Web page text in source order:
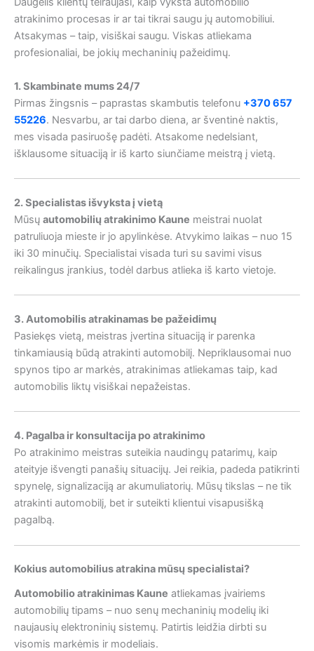
atrakinimo procesas ir ar tai tikrai saugu jų automobiliui.
Atsakymas – taip, visiškai saugu. Viskas atliekama
profesionaliai, be jokių mechaninių pažeidimų.
1. Skambinate mums 24/7
Pirmas žingsnis – paprastas skambutis telefonu +370 657
55226. Nesvarbu, ar tai darbo diena, ar šventinė naktis,
mes visada pasiruošę padėti. Atsakome nedelsiant,
išklausome situaciją ir iš karto siunčiame meistrą į vietą.
2. Specialistas išvyksta į vietą
Mūsų automobilių atrakinimo Kaune meistrai nuolat
patruliuoja mieste ir jo apylinkėse. Atvykimo laikas – nuo 15
iki 30 minučių. Specialistai visada turi su savimi visus
reikalingus įrankius, todėl darbus atlieka iš karto vietoje.
3. Automobilis atrakinamas be pažeidimų
Pasiekęs vietą, meistras įvertina situaciją ir parenka
tinkamiausią būdą atrakinti automobilį. Nepriklausomai nuo
spynos tipo ar markės, atrakinimas atliekamas taip, kad
automobilis liktų visiškai nepažeistas.
4. Pagalba ir konsultacija po atrakinimo
Po atrakinimo meistras suteikia naudingų patarimų, kaip
ateityje išvengti panašių situacijų. Jei reikia, padeda patikrinti
spynelę, signalizaciją ar akumuliatorių. Mūsų tikslas – ne tik
atrakinti automobilį, bet ir suteikti klientui visapusišką
pagalbą.
Kokius automobilius atrakina mūsų specialistai?
Automobilio atrakinimas Kaune atliekamas įvairiems
automobilių tipams – nuo senų mechaninių modelių iki
naujausių elektroninių sistemų. Patirtis leidžia dirbti su
visomis markėmis ir modeliais.